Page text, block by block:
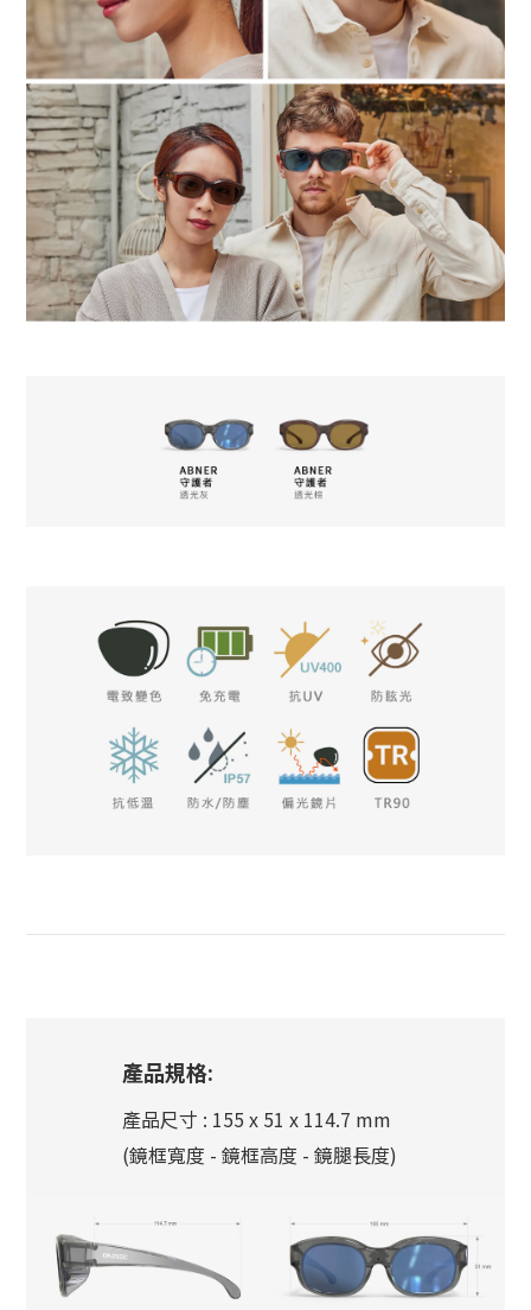
產品規格:
產品尺寸 : 155 x 51 x 114.7 mm
(鏡框寬度 - 鏡框高度 - 鏡腿長度)